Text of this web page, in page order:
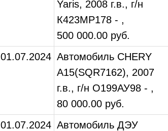
Yaris, 2008 г.в., г/н
К423МР178 - ,
500 000.00 руб.
01.07.2024 Автомобиль CHERY
A15(SQR7162), 2007
г.в., г/н О199АУ98 - ,
80 000.00 руб.
01.07.2024 Автомобиль ДЭУ